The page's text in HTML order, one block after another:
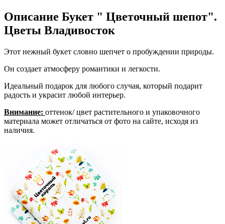
Описание Букет " Цветочный шепот".
Цветы Владивосток
Этот нежный букет словно шепчет о пробуждении природы.
Он создает атмосферу романтики и легкости.
Идеальный подарок для любого случая, который подарит
радость и украсит любой интерьер.
Внимание: оттенок/ цвет растительного и упаковочного
материала может отличаться от фото на сайте, исходя из
наличия.